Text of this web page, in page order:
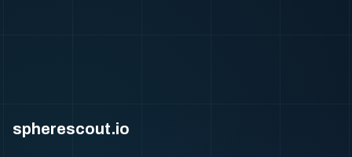
spherescout.io